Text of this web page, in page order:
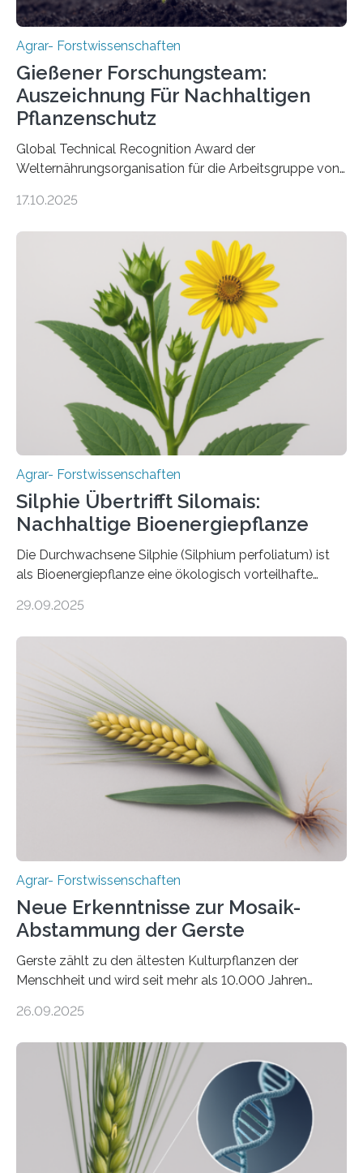
Agrar- Forstwissenschaften
Gießener Forschungsteam:
Auszeichnung Für Nachhaltigen
Pflanzenschutz
Global Technical Recognition Award der
Welternährungsorganisation für die Arbeitsgruppe von
Insektenbiotechnologie der JLU Insekten spielen eine
aber Krankheiten übertragen und der Landwirtschaft
und dem Gartenbau erhebliche Schäden zufügen. Es ist
daher entscheidend, Schadinsekten effektiv zu
bekämpfen, während gleichzeitig nützliche Insekten
erhalten bleiben. An der Justus-Liebig-Universität
Gießen (JLU) erforscht die Arbeitsgruppe von Prof. Dr.
Marc F. Schetelig am Institut für
Insektenbiotechnologie neue biologische und
biotechnologische Verfahren zur…
17.10.2025
Agrar- Forstwissenschaften
Silphie Übertrifft Silomais:
Nachhaltige Bioenergiepflanze
Die Durchwachsene Silphie (Silphium perfoliatum) ist
als Bioenergiepflanze eine ökologisch vorteilhafte
mehrjährigen Vergleichsstudie von Forschenden der
nach nachhaltigen Alternativen zur Energiegewinnung
aus landwirtschaftlichen Kulturen ist ein zentrales
Anliegen im Zuge der europäischen Klimaziele, bis
2050 klimaneutral zu werden. In Deutschland dominiert
bislang der Mais als Energiepflanze, doch sein Anbau
bringt ökologische Herausforderungen mit sich:
Bodenerosion, Nährstoffauswaschung und…
29.09.2025
Agrar- Forstwissenschaften
Neue Erkenntnisse zur Mosaik-
Abstammung der Gerste
Gerste zählt zu den ältesten Kulturpflanzen der
Menschheit und wird seit mehr als 10.000 Jahren
einzigen Ort domestiziert wurde. Eine neue Studie eines
Instituts für Pflanzengenetik und
Kulturpflanzenforschung (IPK) zeigt, dass die heutige
Gerste aus verschiedenen Wildpopulationen im
sogenannten Fruchtbaren Halbmond hervorgegangen
ist. Sie besitzt also eine Art „Mosaik-Abstammung“. Die
Ergebnisse der Studie wurden heute in der
26.09.2025